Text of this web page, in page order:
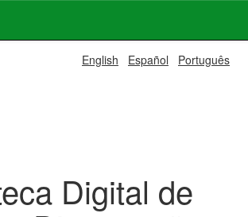
English Español Português
Digital de